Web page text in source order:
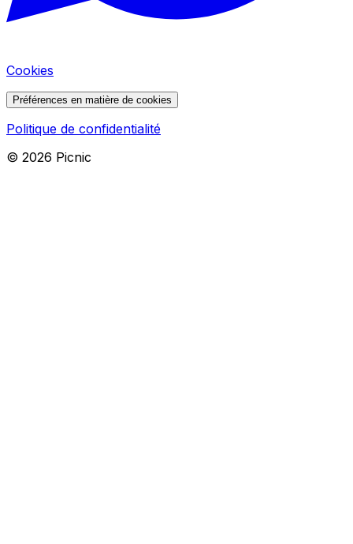
Cookies
Préférences en matière de cookies
Politique de confidentialité
© 2026 Picnic